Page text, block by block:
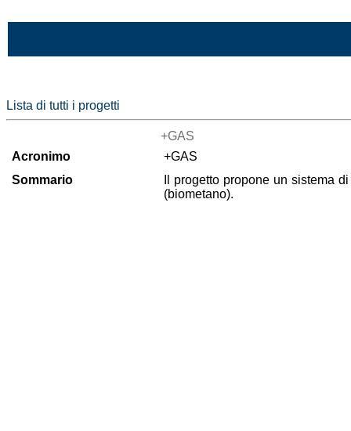
Lista di tutti i progetti
+GAS
Acronimo
+GAS
Sommario
Il progetto propone un sistema
(biometano).